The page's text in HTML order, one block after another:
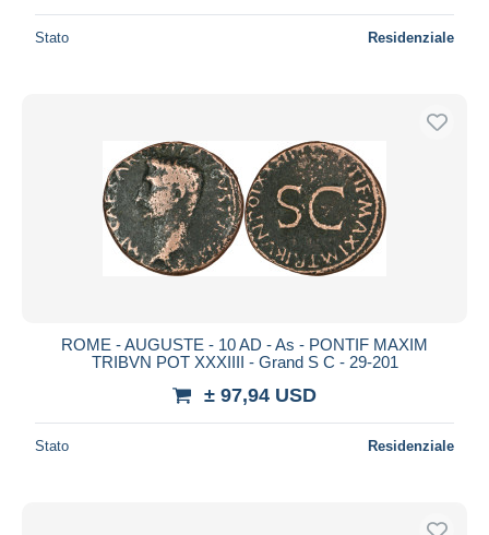
Stato Residenziale
ROME - AUGUSTE - 10 AD - As - PONTIF MAXIM
TRIBVN POT XXXIIII - Grand S C - 29-201
± 97,94 USD
Stato Residenziale